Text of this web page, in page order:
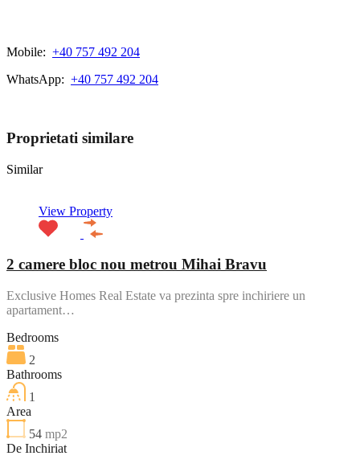
Mobile: +40 757 492 204
WhatsApp: +40 757 492 204
Proprietati similare
Similar
View Property
2 camere bloc nou metrou Mihai Bravu
Exclusive Homes Real Estate va prezinta spre inchiriere un
apartament…
Bedrooms
2
Bathrooms
1
Area
54 mp2
De Inchiriat